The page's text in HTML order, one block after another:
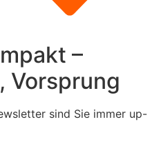
–
Vorsprung
sind Sie immer up-